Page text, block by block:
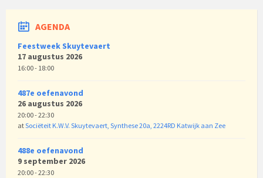
AGENDA
Feestweek Skuytevaert
17 augustus 2026
16:00 - 18:00
487e oefenavond
26 augustus 2026
20:00 - 22:30
atSociëteit K.W.V. Skuytevaert, Synthese 20a, 2224RD Katwijk aan Zee
488e oefenavond
9 september 2026
20:00 - 22:30